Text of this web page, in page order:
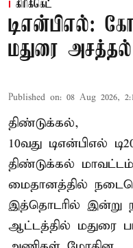
கிரிக்கெட்
டிஎன்பிஎல்:
மதுரை
Published on: 08 Aug 2026,
திண்டுக்கல்,
10வது டிஎன்பிஎல்
திண்டுக்கல்
மைதானத்தில்
இத்தொடரில் இன்று
ஆட்டத்தில் மதுரை